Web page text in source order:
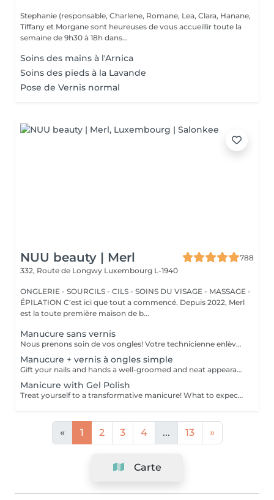
Stephanie (responsable, Charlene, Romane, Lea, Clara, Hanane,
Tiffany et Morgane sont heureuses de vous accueillir toute la
semaine de 9h30 à 18h dans...
Soins des mains à l'Arnica
Soins des pieds à la Lavande
Pose de Vernis normal
NUU beauty | Merl
788
332, Route de Longwy Luxembourg L-1940
ONGLERIE - SOURCILS - CILS - SOINS DU VISAGE - MASSAGE -
ÉPILATION C'est ici que tout a commencé. Depuis 2022, Merl
est la toute première maison de b...
Manucure sans vernis
Nous prenons soin de vos ongles! Votre technicienne enlèvera délicatement les cellules mortes, façonnera et limera vos ongles, et polira la surface extérieure pour un fini lisse et naturel. Nos experts proposent des manucures à bords, hardware ou combinées, selon vos préférences. Comment se fait une manucure sans vernis? - la peau rugueuse est délicatement enlevée - la forme de la plaque de l'ongle est corrigée avec douceur - les cuticules et bords latéraux sont soigneusement traités - de l'huile nourrissante pour les cuticules et de la crème pour les mains sont appliquées pour nourrir et hydrater Limitations d'âge: recommandé à partir de 14 ans. Recommandations post-procédure: aucun soin particulier n'est nécessaire après cette procédure. Fréquence: une fois toutes les 3 semaines.
Manucure + vernis à ongles simple
Gift your nails and hands a well-groomed and neat appearance! Your technician will effectively remove dead skin cells, shape and file nails, and buff the outer surface. A regular nail polish is applied at the end of this treatment. Our masters do edged, hardware, or combined manicure. How is manicure with simple nail polish done? - rough skin is removed - the shape of the nail plate is corrected - the cuticle and side ridges are corrected - nail polish is applied - cuticle oil and hand cream are applied Age restrictions: recommended to do from 14 years. Post procedure recommendations: there are no post recommendations for this procedure. Frequency: once in 3 weeks.
Manicure with Gel Polish
Treat yourself to a transformative manicure! What to expect: - old polish is removed as a bonus - rough skin is removed - nails are shaped - cuticles and side ridges are polished - reinforcement is performed if chosen - semi-permanent polish is applied - cuticle oil and hand cream are applied Age: 16+ Frequency: every 3 weeks for best results. *Removal of old semi-permanent polish is included with the manicure. If you want a separate removal appointment, we charge €20 for the careful process that protects your nails. For the manicure, we leave a thin layer of old polish under the new layer to enhance the durability of the semi-permanent polish. *Please note that if semipermanent nail polish without manicure is chosen, rough skin, cuticle and side ridges won't be removed.
« 1 2 3 4 ... 13 »
Carte